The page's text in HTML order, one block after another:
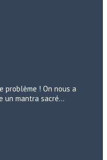
problème ! On nous a
un mantra sacré…